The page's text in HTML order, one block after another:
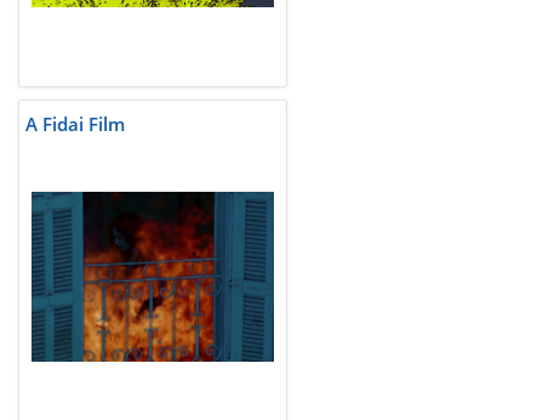
A Fidai Film